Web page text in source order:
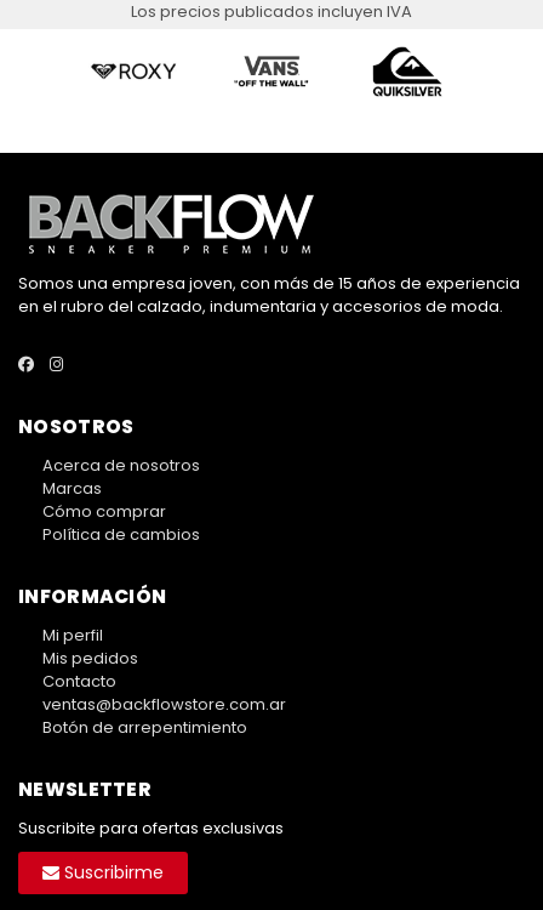
Los precios publicados incluyen IVA
Somos una empresa joven, con más de 15 años de experiencia
en el rubro del calzado, indumentaria y accesorios de moda.
NOSOTROS
Acerca de nosotros
Marcas
Cómo comprar
Política de cambios
INFORMACIÓN
Mi perfil
Mis pedidos
Contacto
ventas@backflowstore.com.ar
Botón de arrepentimiento
NEWSLETTER
Suscribite para ofertas exclusivas
Suscribirme